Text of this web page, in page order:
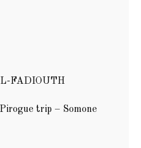
FADIOUTH
trip – Somone